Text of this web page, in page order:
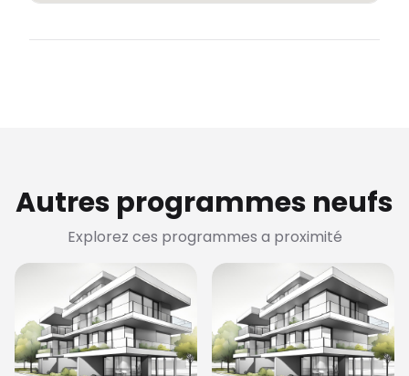
Autres programmes neufs
Explorez ces programmes a proximité